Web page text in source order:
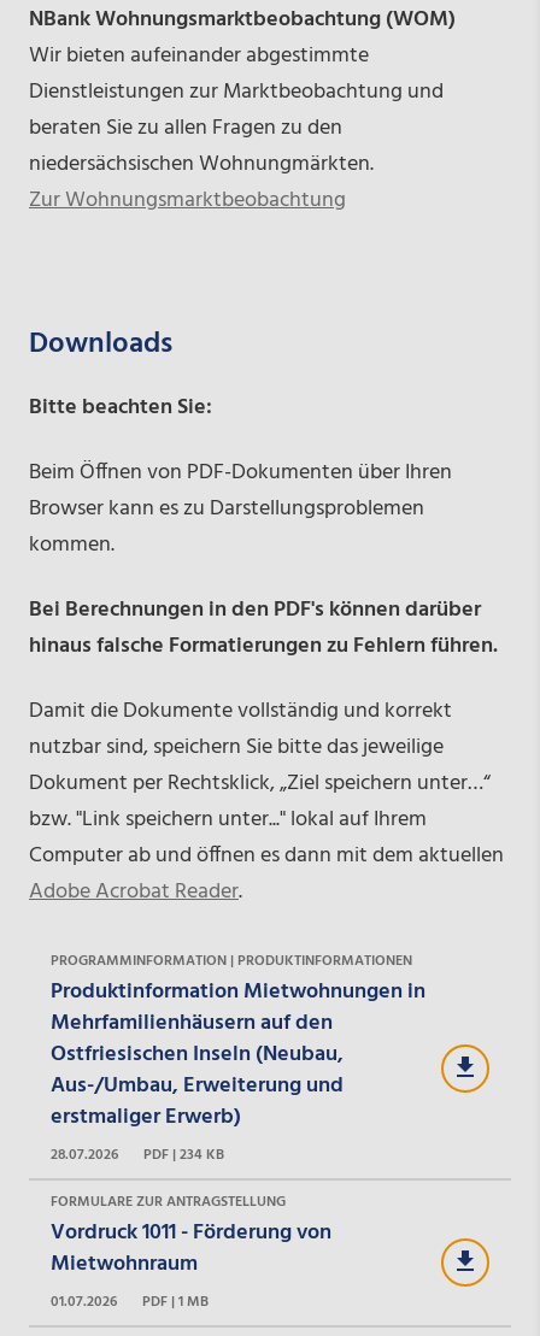
NBank Wohnungsmarktbeobachtung (WOM)
Wir bieten aufeinander abgestimmte
Dienstleistungen zur Marktbeobachtung und
beraten Sie zu allen Fragen zu den
niedersächsischen Wohnungmärkten.
Zur Wohnungsmarktbeobachtung
Downloads
Bitte beachten Sie:
Beim Öffnen von PDF-Dokumenten über Ihren
Browser kann es zu Darstellungsproblemen
kommen.
Bei Berechnungen in den PDF's können darüber
hinaus falsche Formatierungen zu Fehlern führen.
Damit die Dokumente vollständig und korrekt
nutzbar sind, speichern Sie bitte das jeweilige
Dokument per Rechtsklick, „Ziel speichern unter…“
bzw. "Link speichern unter..." lokal auf Ihrem
Computer ab und öffnen es dann mit dem aktuellen
Adobe Acrobat Reader.
PROGRAMMINFORMATION | PRODUKTINFORMATIONEN
Produktinformation Mietwohnungen in
Mehrfamilienhäusern auf den
Ostfriesischen Inseln (Neubau,
Aus-/Umbau, Erweiterung und
erstmaliger Erwerb)
28.07.2026
PDF | 234 KB
FORMULARE ZUR ANTRAGSTELLUNG
Vordruck 1011 - Förderung von
Mietwohnraum
01.07.2026
PDF | 1 MB